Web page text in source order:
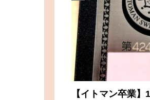
【イトマン卒業